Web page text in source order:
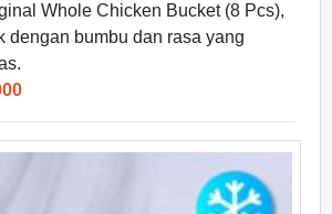
Whole Chicken Bucket (8 Pcs),
dengan bumbu dan rasa yang